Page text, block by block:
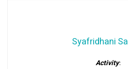
Syafridhani
Activity: